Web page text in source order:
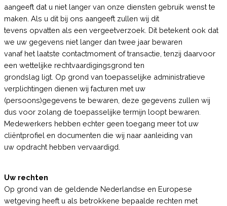
aangeeft dat u niet langer van onze diensten gebruik wenst te
maken. Als u dit bij ons aangeeft zullen wij dit
tevens opvatten als een vergeetverzoek. Dit betekent ook dat
we uw gegevens niet langer dan twee jaar bewaren
vanaf het laatste contactmoment of transactie, tenzij daarvoor
een wettelijke rechtvaardigingsgrond ten
grondslag ligt. Op grond van toepasselijke administratieve
verplichtingen dienen wij facturen met uw
(persoons)gegevens te bewaren, deze gegevens zullen wij
dus voor zolang de toepasselijke termijn loopt bewaren.
Medewerkers hebben echter geen toegang meer tot uw
cliëntprofiel en documenten die wij naar aanleiding van
uw opdracht hebben vervaardigd.
Uw rechten
Op grond van de geldende Nederlandse en Europese
wetgeving heeft u als betrokkene bepaalde rechten met